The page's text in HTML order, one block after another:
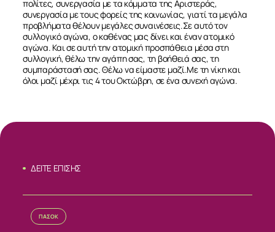
ΔΕΙΤΕ ΕΠΙΣΗΣ
ΠΑΣΟΚ